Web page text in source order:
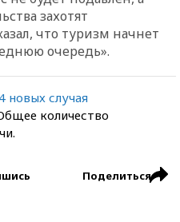
захотят
что туризм начнет
очередь».
новых случая
количество
Поделиться